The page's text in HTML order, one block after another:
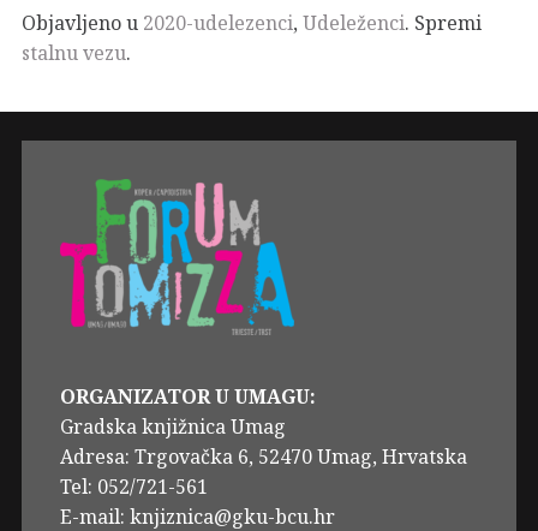
Objavljeno u 2020-udelezenci, Udeleženci. Spremi
stalnu vezu.
ORGANIZATOR U UMAGU:
Gradska knjižnica Umag
Adresa: Trgovačka 6, 52470 Umag, Hrvatska
Tel: 052/721-561
E-mail: knjiznica@gku-bcu.hr